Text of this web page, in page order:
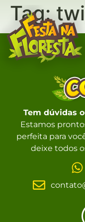
Tag:
Tem dúvidas
Estamos
perfeita para
deixe todos